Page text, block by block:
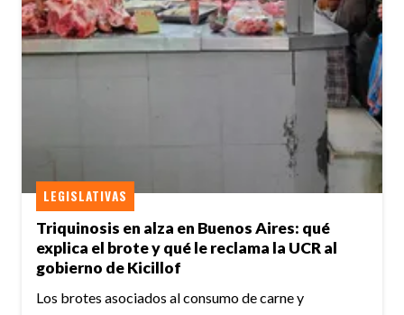
Triquinosis en alza en Buenos Aires: qué
explica el brote y qué le reclama la UCR al
gobierno de Kicillof
LEGISLATIVAS
Los brotes asociados al consumo de carne y